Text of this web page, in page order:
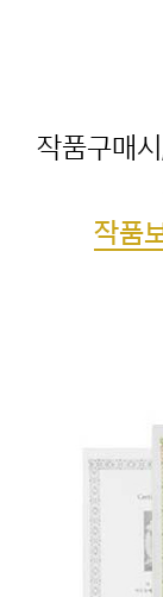
작품구매
작품